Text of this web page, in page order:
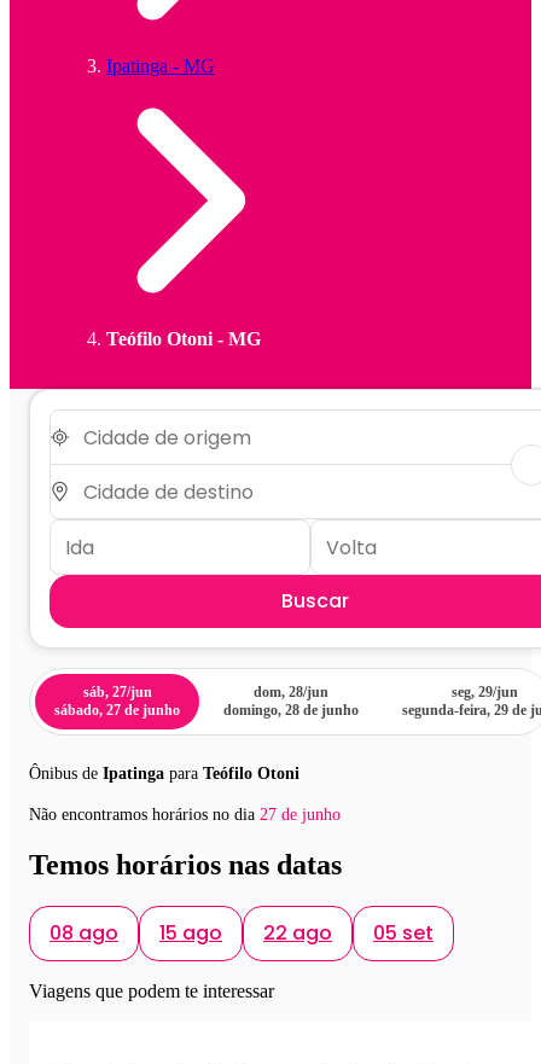
Ipatinga - MG
Teófilo Otoni - MG
Buscar
sáb, 27/jun
sábado, 27 de junho
dom, 28/jun
domingo, 28 de junho
seg, 29/jun
segunda-feira, 29 de
Ônibus de Ipatinga para Teófilo Otoni
Não encontramos horários no dia 27 de junho
Temos horários nas datas
08 ago 15 ago 22 ago 05 set
Viagens que podem te interessar